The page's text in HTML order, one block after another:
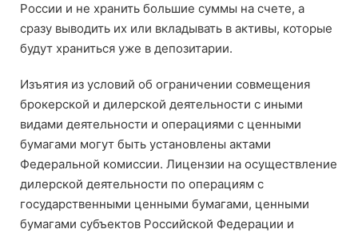
России и не хранить большие суммы на счете, а
сразу выводить их или вкладывать в активы, которые
будут храниться уже в депозитарии.
Изъятия из условий об ограничении совмещения
брокерской и дилерской деятельности с иными
видами деятельности и операциями с ценными
бумагами могут быть установлены актами
Федеральной комиссии. Лицензии на осуществление
дилерской деятельности по операциям с
государственными ценными бумагами, ценными
бумагами субъектов Российской Федерации и